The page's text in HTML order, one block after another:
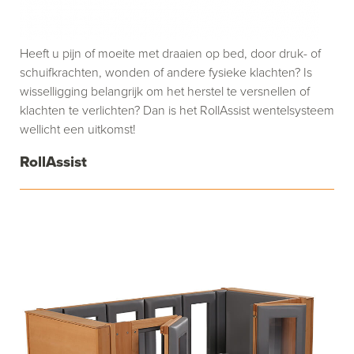
RollAssist
Heeft u pijn of moeite met draaien op bed, door druk- of
schuifkrachten, wonden of andere fysieke klachten? Is
wisselligging belangrijk om het herstel te versnellen of
klachten te verlichten? Dan is het RollAssist wentelsysteem
wellicht een uitkomst!